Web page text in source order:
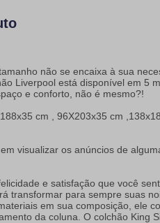
não se encaixa à sua
Liverpool está disponível em 5
e conforto, não é mesmo?!
cm , 96X203x35 cm
visualizar os anúncios de
e satisfação que você
transformar para sempre suas
em sua composição, ele
da coluna. O colchão King